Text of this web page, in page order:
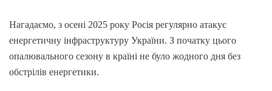
Нагадаємо, з осені 2025 року Росія регулярно атакує
енергетичну інфраструктуру України. З початку цього
опалювального сезону в країні не було жодного дня без
обстрілів енергетики.